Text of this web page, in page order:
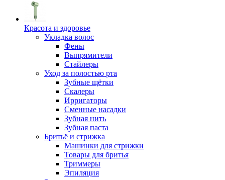
Красота и здоровье
Укладка волос
Фены
Выпрямители
Стайлеры
Уход за полостью рта
Зубные щётки
Скалеры
Ирригаторы
Сменные насадки
Зубная нить
Зубная паста
Бритьё и стрижка
Машинки для стрижки
Товары для бритья
Триммеры
Эпиляция